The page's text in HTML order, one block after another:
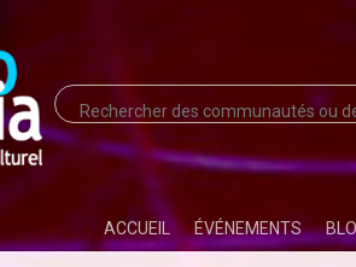
ACCUEIL ÉVÉNEMENTS